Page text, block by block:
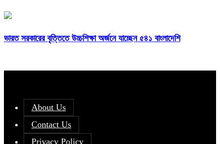
ভারত সরকারের বৃত্তিতে উচ্চশিক্ষা অর্জনে যাচ্ছেন ৫৪১ বাংলাদেশি
About Us
Contact Us
Privacy Policy